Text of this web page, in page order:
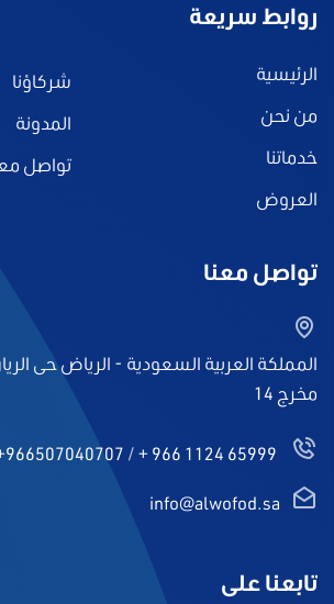
روابط سريعة
الرئيسية
من نحن
خدماتنا
العروض
شركاؤنا
المدونة
تواصل
تواصل معنا
المملكة العربية السعودية - الرياض حى
مخرج 14
+ 966 1124 65999
/
info@alwofod.sa
تابعنا على